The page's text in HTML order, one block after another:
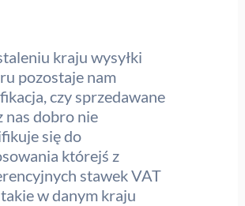
kraju wysyłki
pozostaje nam
czy sprzedawane
nas dobro nie
się do
którejś z
stawek VAT
w danym kraju